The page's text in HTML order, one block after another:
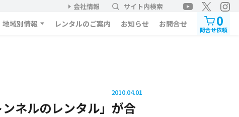
会社情報 サイト内検索
地域別情報 レンタルのご案内 お知らせ お問合せ 0
問合せ依頼
2010.04.01
ンネルのレンタル」が合